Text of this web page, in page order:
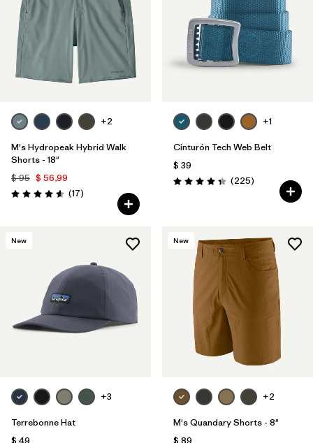
+2
M's Hydropeak Hybrid Walk
Shorts - 18"
$ 95 $ 56,99
Valoración: 4.6 / 5
(17Comentarios
)
+1
Cinturón Tech Web Belt
$ 39
Valoración: 4.3 / 5
(225Comentarios
)
New
+3
Terrebonne Hat
New
+2
M's Quandary Shorts - 8"